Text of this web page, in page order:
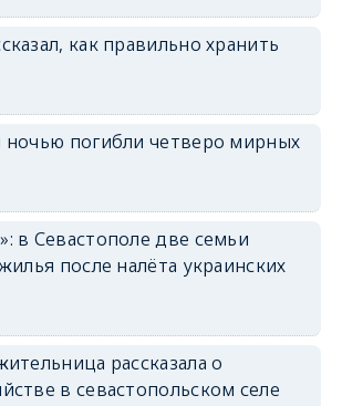
erid: 2SDnjdvhGXG
как правильно хранить
погибли четверо мирных
в Севастополе две семьи
после налёта украинских
рассказала о
в севастопольском селе